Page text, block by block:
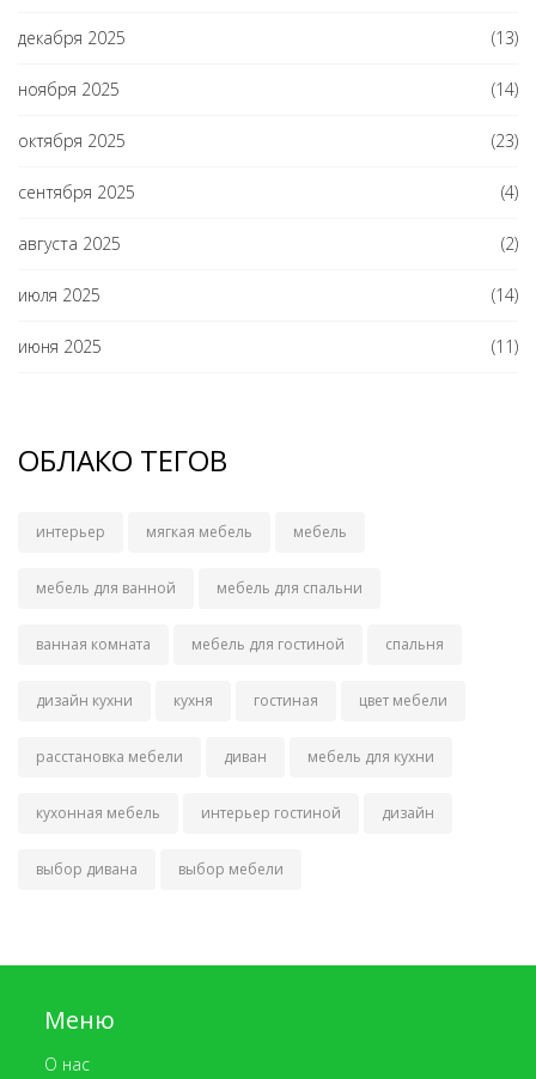
декабря 2025 (13)
ноября 2025 (14)
октября 2025 (23)
сентября 2025 (4)
августа 2025 (2)
июля 2025 (14)
июня 2025 (11)
ОБЛАКО ТЕГОВ
интерьер мягкая мебель мебель
мебель для ванной мебель для спальни
ванная комната мебель для гостиной спальня
дизайн кухни кухня гостиная цвет мебели
расстановка мебели диван мебель для кухни
кухонная мебель интерьер гостиной дизайн
выбор дивана выбор мебели
Меню
О нас